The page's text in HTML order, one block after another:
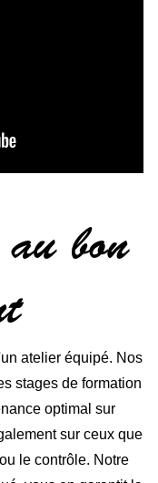
bon
atelier équipé. Nos
stages de formation
optimal sur
sur ceux que
le contrôle. Notre